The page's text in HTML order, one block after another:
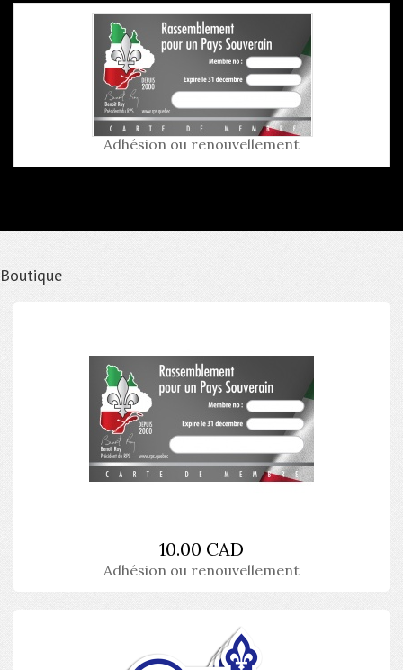
Adhésion ou renouvellement
Boutique
10.00 CAD
Adhésion ou renouvellement